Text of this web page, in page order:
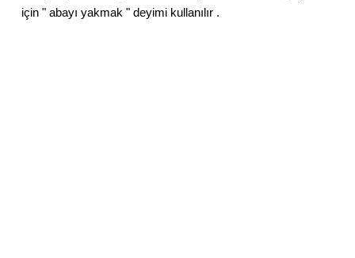
için " abayı yakmak " deyimi kullanılır .